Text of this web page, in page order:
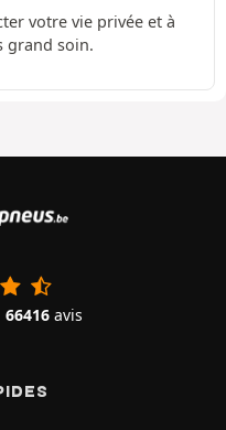
votre vie privée et à
grand soin.
66416 avis